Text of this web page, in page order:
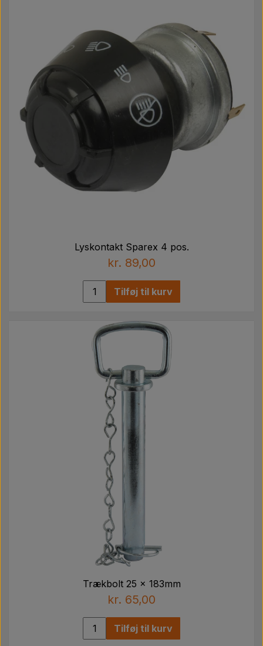
Lyskontakt Sparex 4 pos.
kr. 89,00
Tilføj til kurv
Trækbolt 25 x 183mm
kr. 65,00
Tilføj til kurv